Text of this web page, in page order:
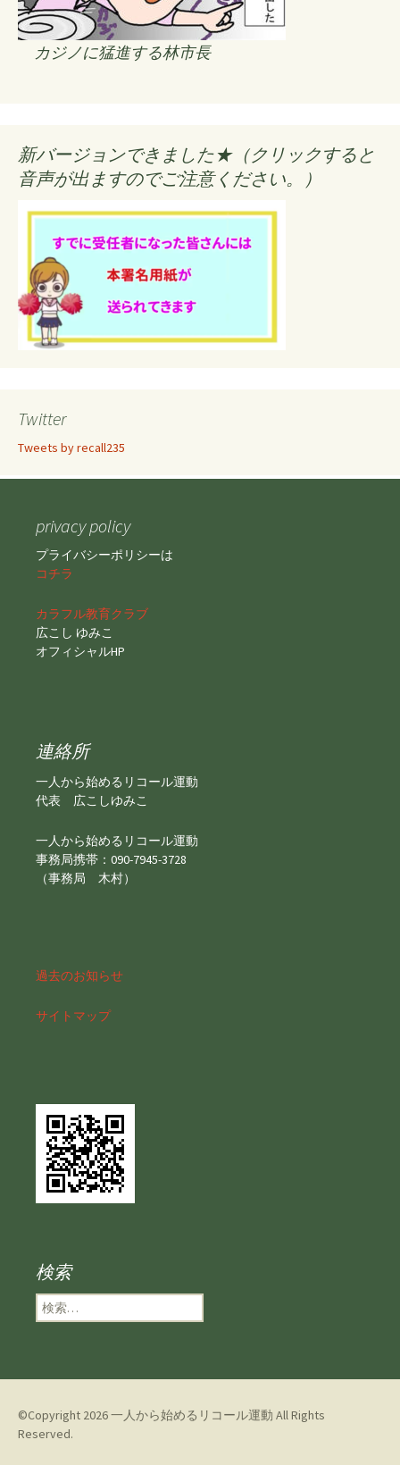
カジノに猛進する林市長
新バージョンできました★（クリックすると
音声が出ますのでご注意ください。）
Twitter
Tweets by recall235
privacy policy
プライバシーポリシーは
コチラ
カラフル教育クラブ
広こし ゆみこ
オフィシャルHP
連絡所
一人から始めるリコール運動
代表 広こしゆみこ
一人から始めるリコール運動
事務局携帯：090-7945-3728
（事務局 木村）
過去のお知らせ
サイトマップ
検索
検
索
©Copyright 2026一人から始めるリコール運動 All Rights
Reserved.